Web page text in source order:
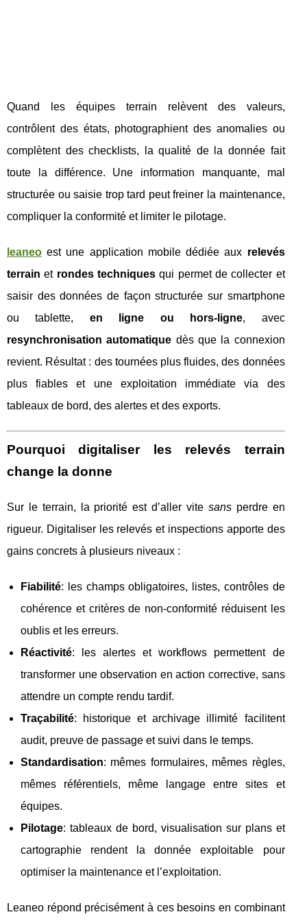
Quand les équipes terrain relèvent des valeurs,
contrôlent des états, photographient des anomalies ou
complètent des checklists, la qualité de la donnée fait
toute la différence. Une information manquante, mal
structurée ou saisie trop tard peut freiner la maintenance,
compliquer la conformité et limiter le pilotage.
leaneo est une application mobile dédiée aux relevés
terrain et rondes techniquesqui permet de collecter et
saisir des données de façon structurée sur smartphone
ou tablette, en ligne ou hors‑ligne, avec
resynchronisation automatique dès que la connexion
revient. Résultat : des tournées plus fluides, des données
plus fiables et une exploitation immédiate via des
tableaux de bord, des alertes et des exports.
Pourquoi digitaliser les relevés terrain
change la donne
Sur le terrain, la priorité est d’aller vite sansperdre en
rigueur. Digitaliser les relevés et inspections apporte des
gains concrets à plusieurs niveaux :
Fiabilité: les champs obligatoires, listes, contrôles de
cohérence et critères de non‑conformité réduisent les
oublis et les erreurs.
Réactivité: les alertes et workflows permettent de
transformer une observation en action corrective, sans
attendre un compte rendu tardif.
Traçabilité: historique et archivage illimité facilitent
audit, preuve de passage et suivi dans le temps.
Standardisation: mêmes formulaires, mêmes règles,
mêmes référentiels, même langage entre sites et
équipes.
Pilotage: tableaux de bord, visualisation sur plans et
cartographie rendent la donnée exploitable pour
optimiser la maintenance et l’exploitation.
Leaneo répond précisément à ces besoins en combinant